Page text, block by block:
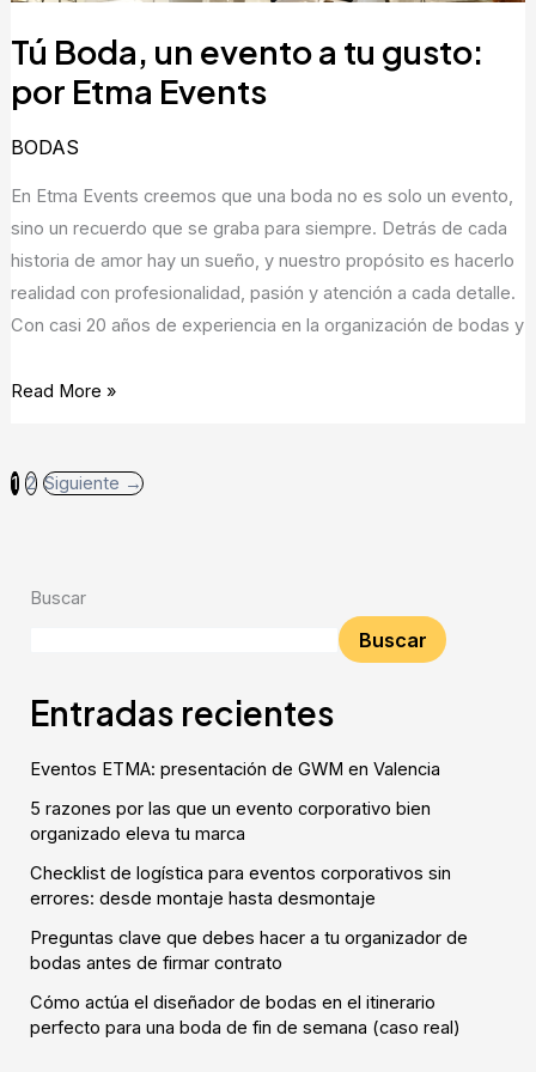
Tú Boda, un evento a tu gusto:
por Etma Events
BODAS
En Etma Events creemos que una boda no es solo un evento,
sino un recuerdo que se graba para siempre. Detrás de cada
historia de amor hay un sueño, y nuestro propósito es hacerlo
realidad con profesionalidad, pasión y atención a cada detalle.
Con casi 20 años de experiencia en la organización de bodas y
Read More »
1 2 Siguiente →
Buscar
Buscar
Entradas recientes
Eventos ETMA: presentación de GWM en Valencia
5 razones por las que un evento corporativo bien
organizado eleva tu marca
Checklist de logística para eventos corporativos sin
errores: desde montaje hasta desmontaje
Preguntas clave que debes hacer a tu organizador de
bodas antes de firmar contrato
Cómo actúa el diseñador de bodas en el itinerario
perfecto para una boda de fin de semana (caso real)